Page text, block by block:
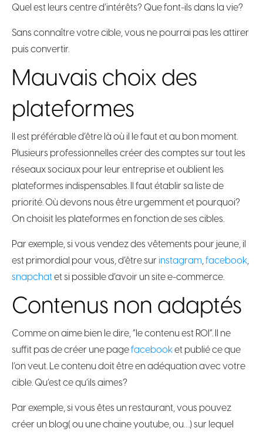
Quel est leurs centre d’intérêts? Que font-ils dans la vie?
Sans connaître votre cible, vous ne pourrai pas les attirer
puis convertir.
Mauvais choix des
plateformes
Il est préférable d’être là où il le faut et au bon moment.
Plusieurs professionnelles créer des comptes sur tout les
réseaux sociaux pour leur entreprise et oublient les
plateformes indispensables. Il faut établir sa liste de
priorité. Où devons nous être urgemment et pourquoi?
On choisit les plateformes en fonction de ses cibles.
Par exemple, si vous vendez des vêtements pour jeune, il
est primordial pour vous, d’être sur instagram,facebook,
snapchatet si possible d’avoir un site e-commerce.
Contenus non adaptés
Comme on aime bien le dire, “le contenu est ROI”. Il ne
suffit pas de créer une pagefacebooket publié ce que
l’on veut. Le contenu doit être en adéquation avec votre
cible. Qu’est ce qu’ils aimes?
Par exemple, si vous êtes un restaurant, vous pouvez
créer un blog( ou une chaine youtube, ou…) sur lequel